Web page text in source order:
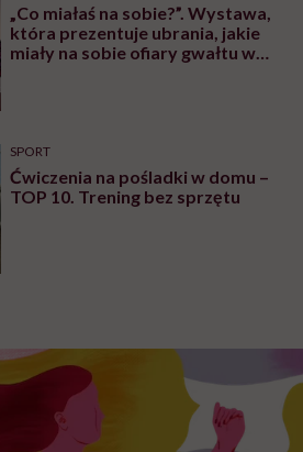
„Co miałaś na sobie?”. Wystawa,
która prezentuje ubrania, jakie
miały na sobie ofiary gwałtu w
SPORT
Ćwiczenia na pośladki w domu –
TOP 10. Trening bez sprzętu